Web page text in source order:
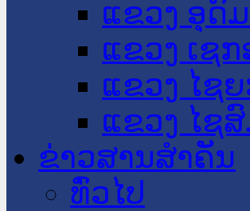
ແຂວງ ອຸດົ
ແຂວງ ເຊກ
ແຂວງ ໄຊ
ແຂວງ ໄຊ
ຂ່າວສານສໍາຄັນ
​ທົ່ວ​ໄປ